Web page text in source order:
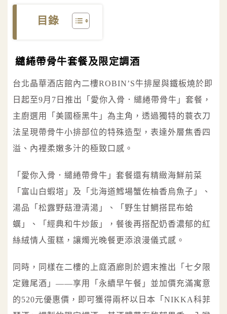
目錄
繾綣帶骨牛套餐及限定調酒
台北晶華酒店館內二樓ROBIN’S牛排屋與鐵板燒於即
日起至9月7日推出「愛你入骨．繾綣帶骨牛」套餐，
主廚選用「美國極黑牛」為主角，透過獨特的蓑衣刀
法呈現帶骨牛小排部位的特殊造型，表達外層焦香四
溢、內裡柔嫩多汁的極致口感。
「愛你入骨．繾綣帶骨牛」套餐還有精緻海鮮前菜
「富山白蝦塔」及「北海道鱈場蟹佐柚香烏魚子」、
湯品「松露野菇澄清湯」、「野生甘鯛搭昆布蛤
蠣」、「經典和牛炒飯」，餐後再搭配奶香濃郁的紅
絲絨情人蛋糕，讓燭光晚餐更添浪漫儀式感。
同時，同樣在二樓的上庭酒廊則於週末推出「七夕限
定雞尾酒」——享用「永續早午餐」並加價充滿寓意
的520元優惠價，即可獲得兩杯以日本「NIKKA科菲